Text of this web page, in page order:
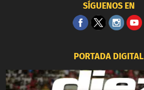
SÍGUENOS EN
PORTADA DIGITAL